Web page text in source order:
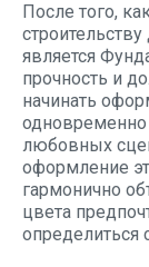
После того,
является
прочность и
начинать
одновременно
любовных
оформление
гармонично
цвета
определиться